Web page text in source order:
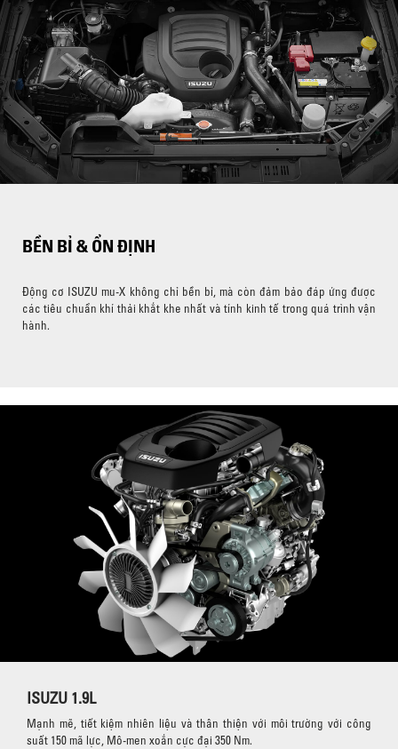
BỀN BỈ & ỔN ĐỊNH
Động cơ ISUZU mu-X không chỉ bền bỉ, mà còn đảm bảo đáp ứng được
các tiêu chuẩn khí thải khắt khe nhất và tính kinh tế trong quá trình vận
hành.
ISUZU 1.9L
Mạnh mẽ, tiết kiệm nhiên liệu và thân thiện với môi trường với công
suất 150 mã lực, Mô-men xoắn cực đại 350 Nm.